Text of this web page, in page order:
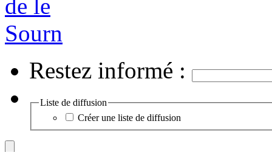
Restez informé :
Liste de diffusion
Créer une liste de diffusion